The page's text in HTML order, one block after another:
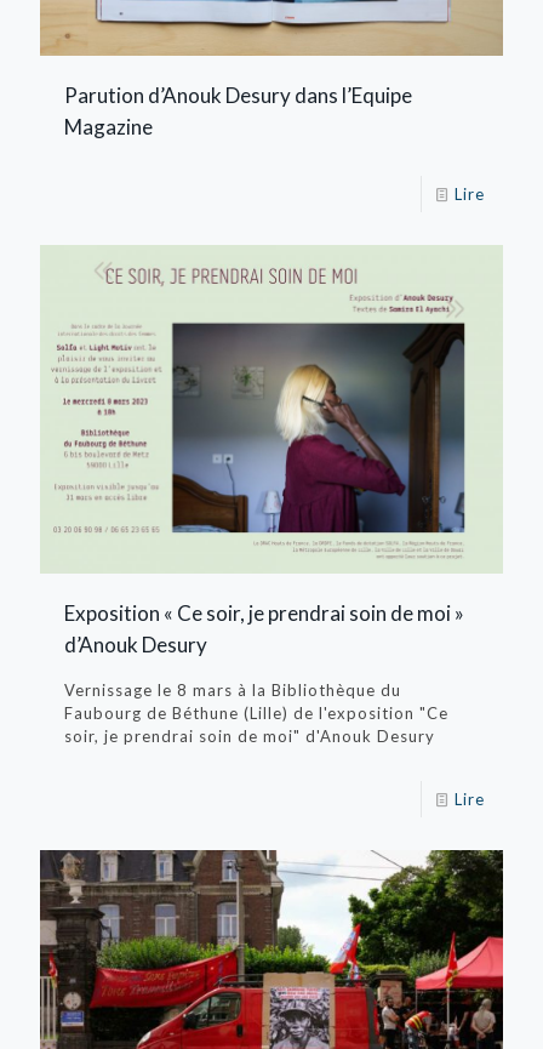
Parution d’Anouk Desury dans l’Equipe
Magazine
Lire
Exposition « Ce soir, je prendrai soin de moi »
d’Anouk Desury
Vernissage le 8 mars à la Bibliothèque du
Faubourg de Béthune (Lille) de l'exposition "Ce
soir, je prendrai soin de moi" d'Anouk Desury
Lire